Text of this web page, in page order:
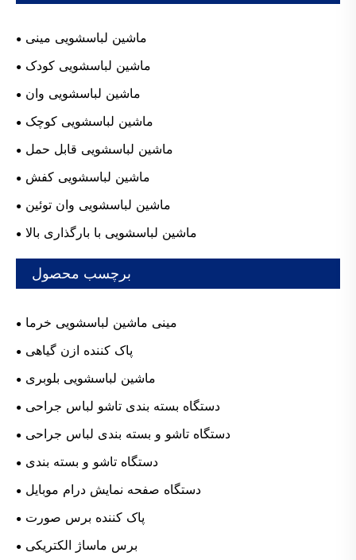
ماشین لباسشویی مینی
ماشین لباسشویی کودک
ماشین لباسشویی وان
ماشین لباسشویی کوچک
ماشین لباسشویی قابل حمل
ماشین لباسشویی کفش
ماشین لباسشویی وان توئین
ماشین لباسشویی با بارگذاری بالا
برچسب محصول
مینی ماشین لباسشویی خرما
پاک کننده ازن گیاهی
ماشین لباسشویی بلوبری
دستگاه بسته بندی تاشو لباس جراحی
دستگاه تاشو و بسته بندی لباس جراحی
دستگاه تاشو و بسته بندی
دستگاه صفحه نمایش درام موبایل
پاک کننده برس صورت
برس ماساژ الکتریکی